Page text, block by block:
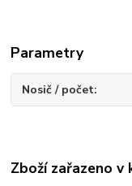
Parametry
Nosič / počet
Zboží zařazeno v